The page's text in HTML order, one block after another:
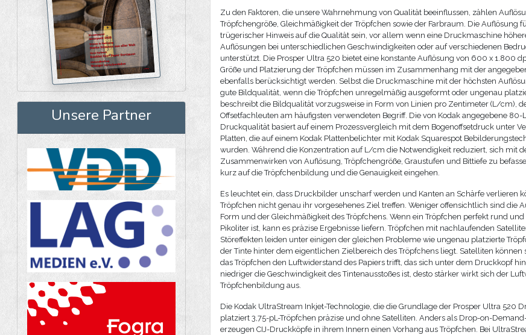
Unsere Partner
Zu den Faktoren, die unsere Wahrnehmung von Qualität beeinflussen, zählen
Tröpfchengröße, Gleichmäßigkeit der Tröpfchen sowie der Farbraum. Die Auflösung
trügerischer Hinweis auf die Qualität sein, vor allem wenn eine Druckmaschine
Auflösungen bei unterschiedlichen Geschwindigkeiten oder auf verschiedenen
unterstützt. Die Prosper Ultra 520 bietet eine konstante Auflösung von 600 x 1.800
Größe und Platzierung der Tröpfchen müssen im Zusammenhang mit der
ebenfalls berücksichtigt werden. Selbst die Druckmaschine mit der höchsten
gute Bildqualität, wenn die Tröpfchen unregelmäßig ausgeformt oder ungenau
beschreibt die Bildqualität vorzugsweise in Form von Linien pro Zentimeter (L/cm),
Offsetfachleuten am häufigsten verwendeten Begriff. Die von Kodak angegebene
Druckqualität basiert auf einem Prozessvergleich mit dem Bogenoffsetdruck unter
Platten, die auf einem Kodak Plattenbelichter mit Kodak Squarespot
wurden. Während die Konzentration auf L/cm die Notwendigkeit reduziert, sich mit
Zusammenwirken von Auflösung, Tröpfchengröße, Graustufen und Bittiefe zu
kurz auf die Tröpfchenbildung und die Genauigkeit eingehen.
Es leuchtet ein, dass Druckbilder unscharf werden und Kanten an Schärfe verlieren
Tröpfchen nicht genau ihr vorgesehenes Ziel treffen. Weniger offensichtlich sind die
Form und der Gleichmäßigkeit des Tröpfchens. Wenn ein Tröpfchen perfekt rund
Pikoliter ist, kann es präzise Ergebnisse liefern. Tröpfchen mit nachlaufenden
Störeffekten leiden unter einigen der gleichen Probleme wie ungenau platzierte
der Tinte hinter dem eigentlichen Zielbereich des Tröpfchens liegt. Satelliten können
das Tröpfchen den Luftwiderstand des Papiers trifft, das sich unter dem Druckkopf
niedriger die Geschwindigkeit des Tintenausstoßes ist, desto stärker wirkt sich der
Tröpfchenbildung aus.
Die Kodak UltraStream Inkjet-Technologie, die die Grundlage der Prosper Ultra 520
platziert 3,75-pL-Tröpfchen präzise und ohne Satelliten. Anders als Drop-on-
erzeugen CIJ-Druckköpfe in ihrem Innern einen Vorhang aus Tröpfchen. Bei